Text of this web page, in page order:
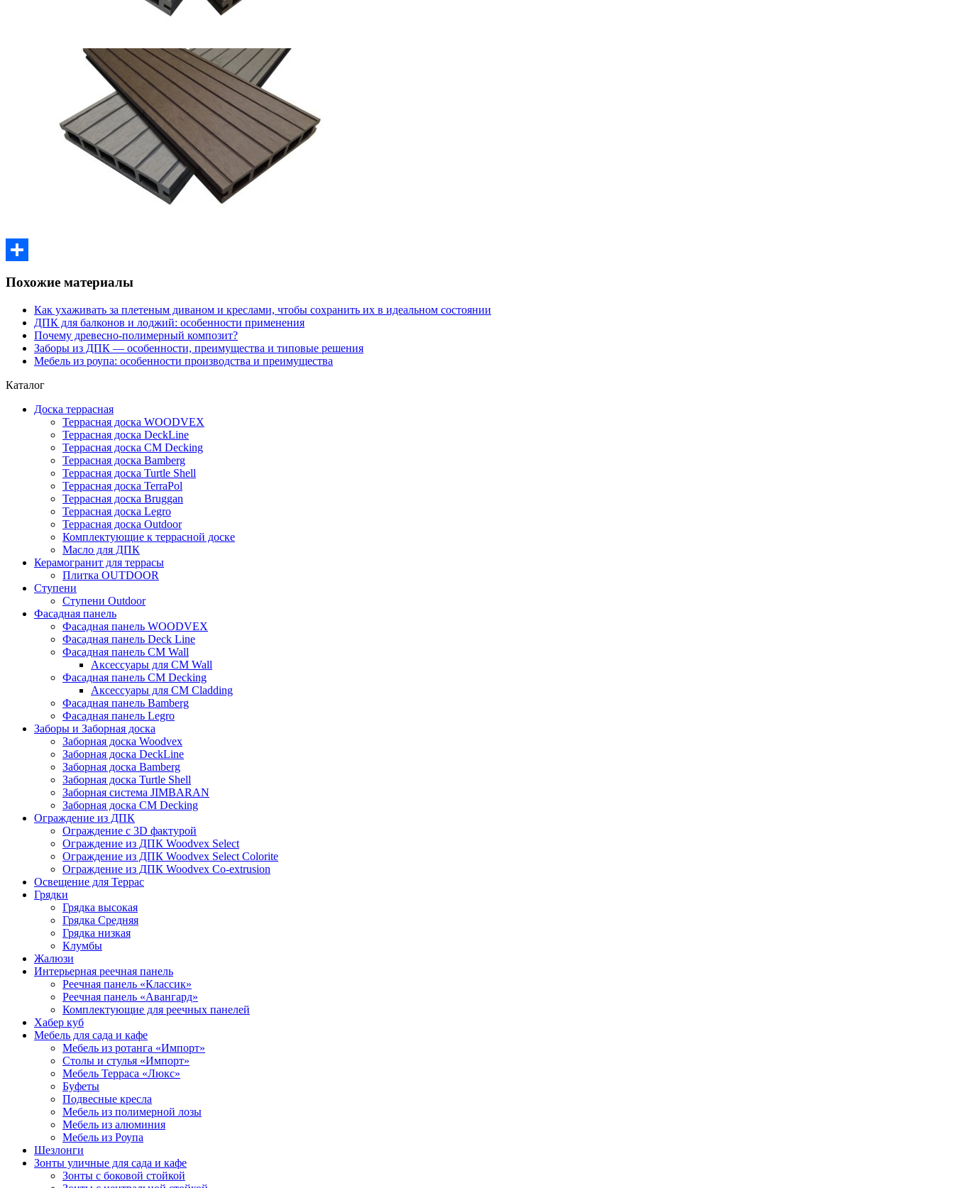
Похожие материалы
Как ухаживать за плетеным диваном и креслами, чтобы сохранить их в идеальном состоянии
ДПК для балконов и лоджий: особенности применения
Почему древесно-полимерный композит?
Заборы из ДПК — особенности, преимущества и типовые решения
Мебель из роупа: особенности производства и преимущества
Каталог
Доска террасная
Террасная доска WOODVEX
Террасная доска DeckLine
Террасная доска CM Decking
Террасная доска Bamberg
Террасная доска Turtle Shell
Террасная доска TerraPol
Террасная доска Bruggan
Террасная доска Legro
Террасная доска Outdoor
Комплектующие к террасной доске
Масло для ДПК
Керамогранит для террасы
Плитка OUTDOOR
Ступени
Ступени Outdoor
Фасадная панель
Фасадная панель WOODVEX
Фасадная панель Deck Line
Фасадная панель CM Wall
Аксессуары для CM Wall
Фасадная панель CM Decking
Аксессуары для CM Cladding
Фасадная панель Bamberg
Фасадная панель Legro
Заборы и Заборная доска
Заборная доска Woodvex
Заборная доска DeckLine
Заборная доска Bamberg
Заборная доска Turtle Shell
Заборная система JIMBARAN
Заборная доска CM Decking
Ограждение из ДПК
Ограждение с 3D фактурой
Ограждение из ДПК Woodvex Select
Ограждение из ДПК Woodvex Select Colorite
Ограждение из ДПК Woodvex Co-extrusion
Освещение для Террас
Грядки
Грядка высокая
Грядка Средняя
Грядка низкая
Клумбы
Жалюзи
Интерьерная реечная панель
Реечная панель «Классик»
Реечная панель «Авангард»
Комплектующие для реечных панелей
Хабер куб
Мебель для сада и кафе
Мебель из ротанга «Импорт»
Столы и стулья «Импорт»
Мебель Терраса «Люкс»
Буфеты
Подвесные кресла
Мебель из полимерной лозы
Мебель из алюминия
Мебель из Роупа
Шезлонги
Зонты уличные для сада и кафе
Зонты с боковой стойкой